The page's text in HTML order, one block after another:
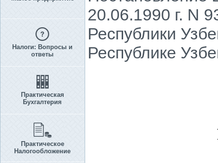
Налоги: Вопросы и
ответы
Практическая
Бухгалтерия
Практическое
Налогообложение
20.06.1990 г. N
Республики
Республике